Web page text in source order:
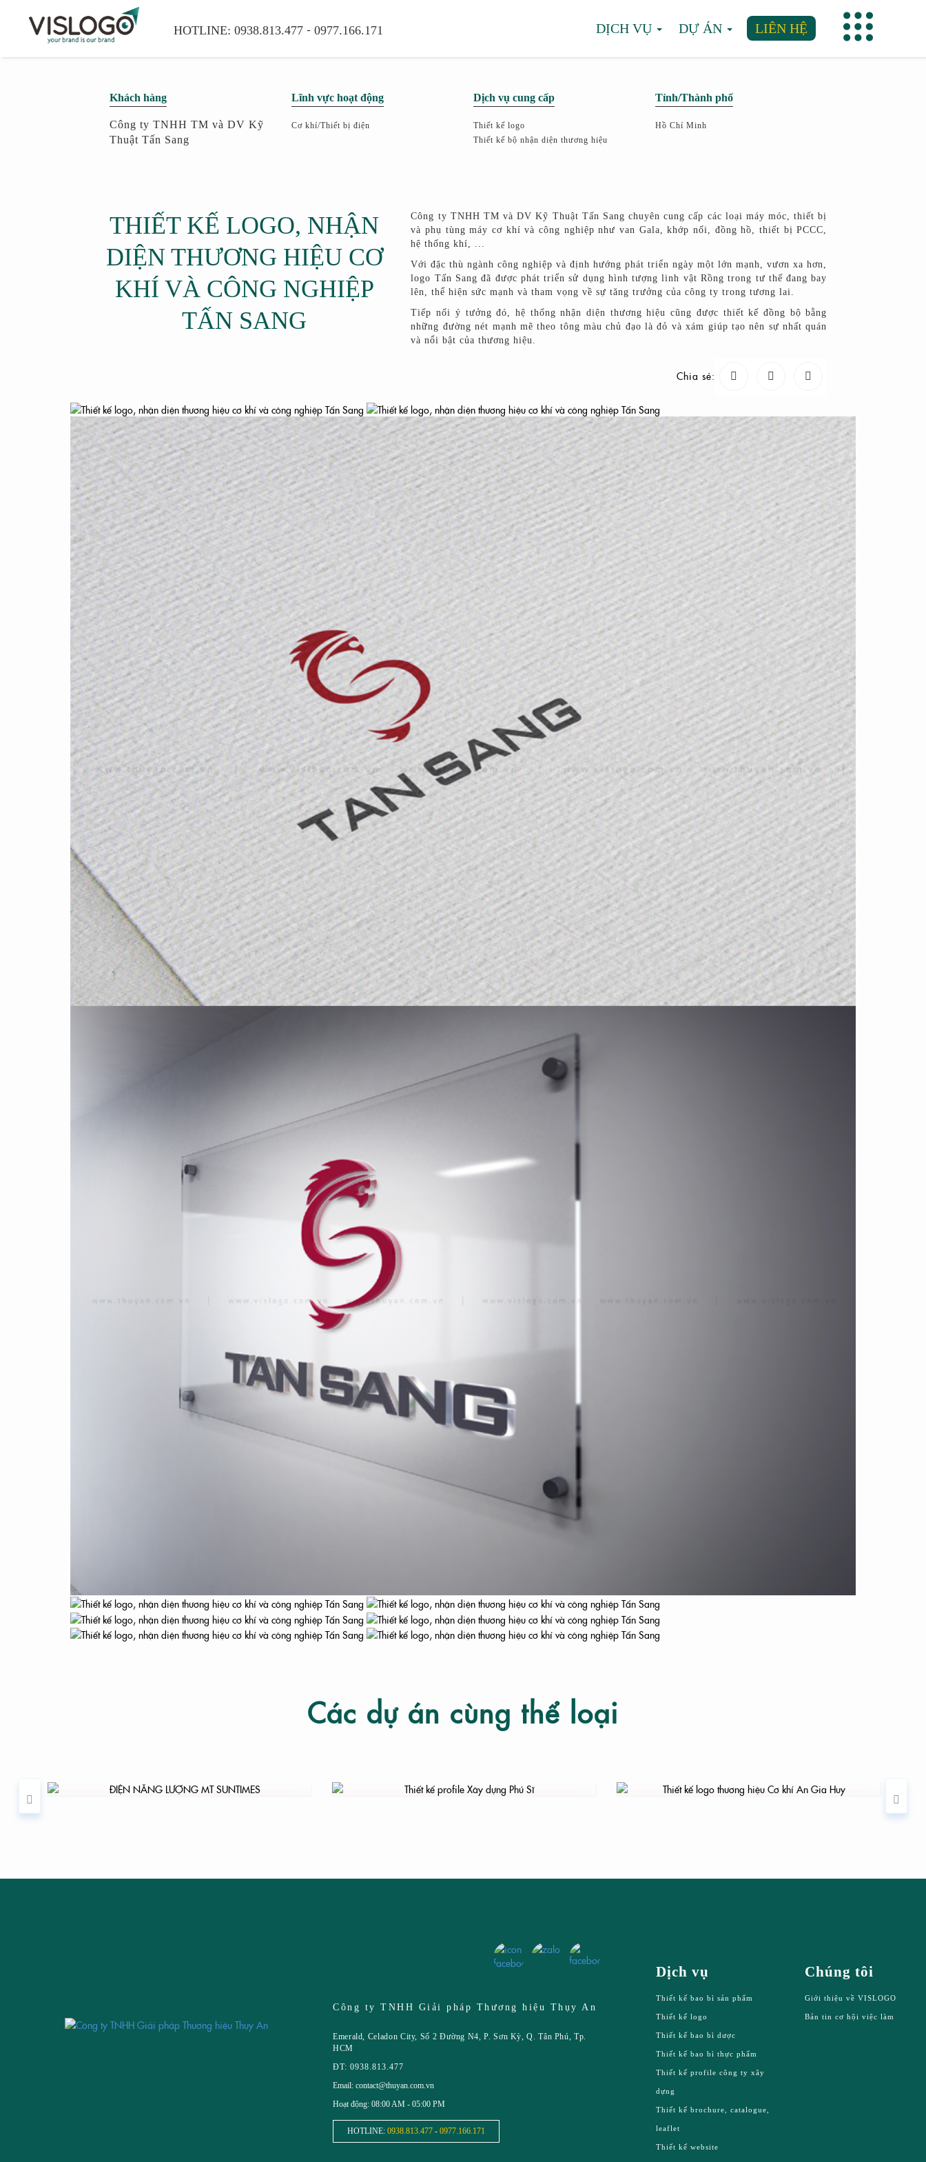
HOTLINE: 0938.813.477- 0977.166.171 DỊCH VỤ DỰ ÁN LIÊN HỆ
the important stuff
CASE STUDY
YAMAHA LONG THÀNH
ĐẠT
FAIRY TOWN
MEDIFUN
...
OUR BRAND
THIẾT KẾ LOGO
Khách hàng
Công ty TNHH TM và DV Kỹ
Thuật Tấn Sang
Lĩnh vực hoạt động
Cơ khí/Thiết bị điện
Dịch vụ cung cấp
Thiết kế logo
Thiết kế bộ nhận diện thương hiệu
Tỉnh/Thành phố
Hồ Chí Minh
THIẾT KẾ LOGO, NHẬN
DIỆN THƯƠNG HIỆU CƠ
KHÍ VÀ CÔNG NGHIỆP
TẤN SANG
Công ty TNHH TM và DV Kỹ Thuật Tấn Sang chuyên cung cấp các loại máy móc, thiết bị
và phụ tùng máy cơ khí và công nghiệp như van Gala, khớp nối, đồng hồ, thiết bị PCCC,
hệ thống khí, ...
Với đặc thù ngành công nghiệp và định hướng phát triển ngày một lớn mạnh, vươn xa hơn,
logo Tấn Sang đã được phát triển sử dụng hình tượng linh vật Rồng trong tư thế đang bay
lên, thể hiện sức mạnh và tham vọng về sự tăng trưởng của công ty trong tương lai.
Tiếp nối ý tưởng đó, hệ thống nhận diện thương hiệu cũng được thiết kế đồng bộ bằng
những đường nét mạnh mẽ theo tông màu chủ đạo là đỏ và xám giúp tạo nên sự nhất quán
và nổi bật của thương hiệu.
Chia sẻ:
Các dự án cùng thể loại
ĐIỆN NĂNG LƯỢNG MT SUNTIMES THIẾT KẾ PROFILE XÂY DỰNG PHÚ SĨ
Công ty TNHH Giải pháp Thương hiệu Thụy An
Emerald, Celadon City, Số 2 Đường N4, P. Sơn Kỳ, Q. Tân Phú, Tp.
HCM
ĐT: 0938.813.477
Email: contact@thuyan.com.vn
Hoạt động: 08:00 AM - 05:00 PM
HOTLINE: 0938.813.477 - 0977.166.171
Dịch vụ
Thiết kế bao bì sản phẩm
Thiết kế logo
Thiết kế bao bì dược
Thiết kế bao bì thực phẩm
Thiết kế profile công ty xây
dựng
Thiết kế brochure, catalogue,
leaflet
Thiết kế website
Chúng tôi
Giới thiệu về VISLOGO
Bản tin cơ hội việc làm